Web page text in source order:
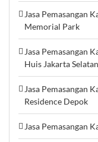
Jasa Pemasangan
Memorial Park
Jasa Pemasangan
Huis Jakarta Selatan
Jasa Pemasangan
Residence Depok
Jasa Pemasangan